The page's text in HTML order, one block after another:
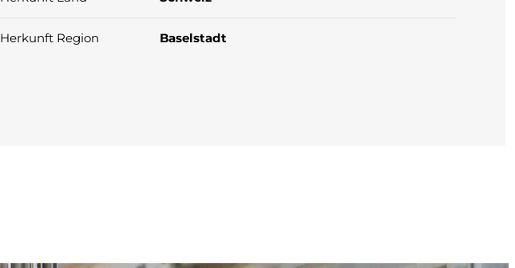
Herkunft Region Baselstadt